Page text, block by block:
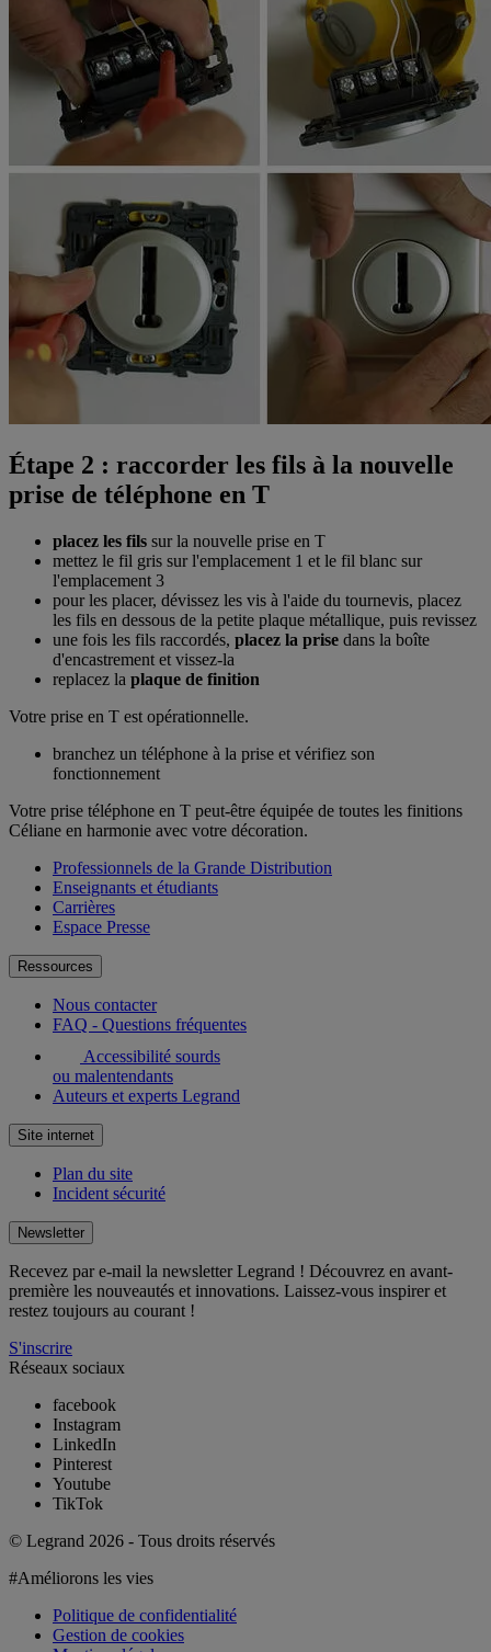
Étape 2 : raccorder les fils à la nouvelle
prise de téléphone en T
placez les fils sur la nouvelle prise en T
mettez le fil gris sur l'emplacement 1 et le fil blanc sur
l'emplacement 3
pour les placer, dévissez les vis à l'aide du tournevis, placez
les fils en dessous de la petite plaque métallique, puis revissez
une fois les fils raccordés, placez la prise dans la boîte
d'encastrement et vissez-la
replacez la plaque de finition
Votre prise en T est opérationnelle.
branchez un téléphone à la prise et vérifiez son
fonctionnement
Votre prise téléphone en T peut-être équipée de toutes les finitions
Céliane en harmonie avec votre décoration.
Professionnels de la Grande Distribution
Enseignants et étudiants
Carrières
Espace Presse
Ressources
Nous contacter
FAQ - Questions fréquentes
Accessibilité sourds
ou malentendants
Auteurs et experts Legrand
Site internet
Plan du site
Incident sécurité
Newsletter
Recevez par e-mail la newsletter Legrand ! Découvrez en avant-
première les nouveautés et innovations. Laissez-vous inspirer et
restez toujours au courant !
S'inscrire
Réseaux sociaux
facebook
Instagram
LinkedIn
Pinterest
Youtube
TikTok
© Legrand 2026 - Tous droits réservés
#Améliorons les vies
Politique de confidentialité
Gestion de cookies